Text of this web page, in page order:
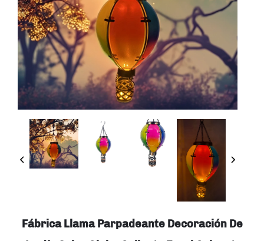
Fábrica Llama Parpadeante Decoración De